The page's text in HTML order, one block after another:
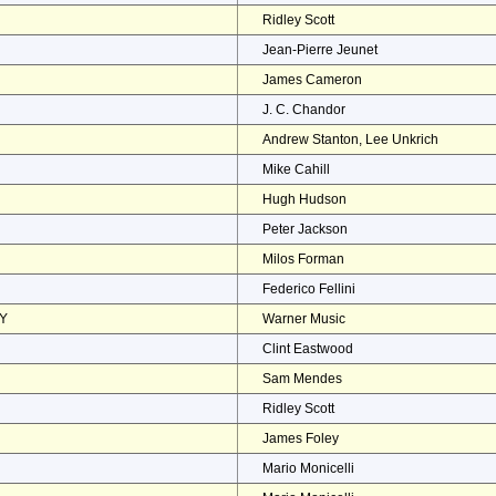
Ridley Scott
Jean-Pierre Jeunet
James Cameron
J. C. Chandor
Andrew Stanton, Lee Unkrich
Mike Cahill
Hugh Hudson
Peter Jackson
Milos Forman
Federico Fellini
Warner Music
Clint Eastwood
Sam Mendes
Ridley Scott
James Foley
Mario Monicelli